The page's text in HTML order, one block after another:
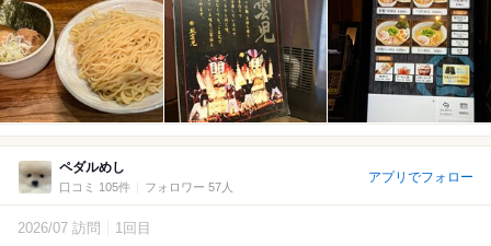
ペダルめし
口コミ 105件 フォロワー 57人
アプリでフォロー
2026/07 訪問 1回目